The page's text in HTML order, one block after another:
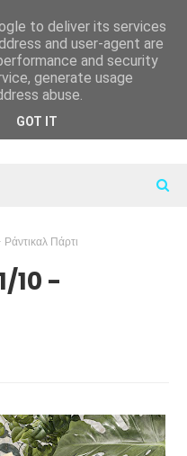
Πάρτι
10 -
to deliver its services
and user-agent are
and security
generate usage
abuse.
GOT IT